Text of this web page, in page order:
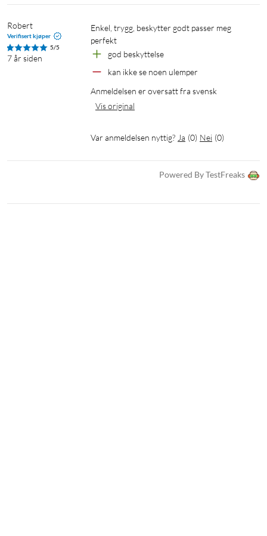
Robert
Verifisert kjøper
5/5
7 år siden
enkel, trygg, beskytter godt passer meg
perfekt
god beskyttelse
kan ikke se noen ulemper
Anmeldelsen er oversatt fra svensk
Vis original
Var anmeldelsen nyttig? Ja (0) Nei (0)
Powered By TestFreaks